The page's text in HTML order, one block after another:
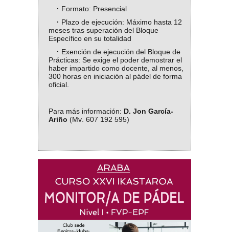
· Formato: Presencial
· Plazo de ejecución: Máximo hasta 12
meses tras superación del Bloque
Específico en su totalidad
· Exención de ejecución del Bloque de
Prácticas: Se exige el poder demostrar el
haber impartido como docente, al menos,
300 horas en iniciación al pádel de forma
oficial.
Para más información: D. Jon García-
Ariño (Mv. 607 192 595)